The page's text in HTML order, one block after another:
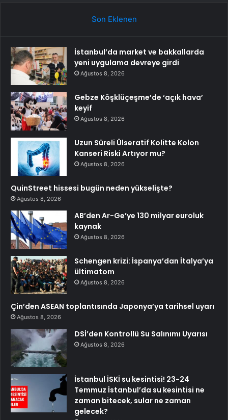
Son Eklenen
İstanbul’da market ve bakkallarda
yeni uygulama devreye girdi
Ağustos 8, 2026
Gebze Köşklüçeşme’de ‘açık hava’
keyif
Ağustos 8, 2026
Uzun Süreli Ülseratif Kolitte Kolon
Kanseri Riski Artıyor mu?
Ağustos 8, 2026
QuinStreet hissesi bugün neden yükselişte?
Ağustos 8, 2026
AB’den Ar-Ge’ye 130 milyar euroluk
kaynak
Ağustos 8, 2026
Schengen krizi: İspanya’dan İtalya’ya
ültimatom
Ağustos 8, 2026
Çin’den ASEAN toplantısında Japonya’ya tarihsel uyarı
Ağustos 8, 2026
DSİ’den Kontrollü Su Salınımı Uyarısı
Ağustos 8, 2026
İstanbul İSKİ su kesintisi! 23-24
Temmuz İstanbul’da su kesintisi ne
zaman bitecek, sular ne zaman
gelecek?